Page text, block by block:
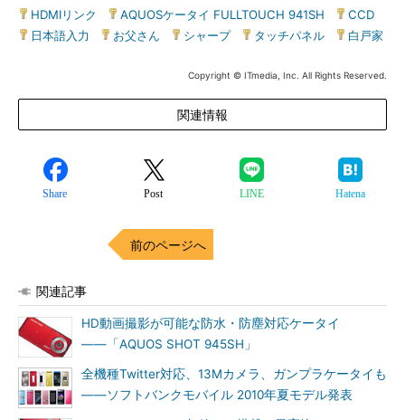
HDMIリンク
AQUOSケータイ FULLTOUCH 941SH CCD
日本語入力
お父さん シャープ| タッチパネル 白戸家
Copyright © ITmedia, Inc. All Rights Reserved.
関連情報
Share Post LINE Hatena
前のページへ
関連記事
HD動画撮影が可能な防水・防塵対応ケータイ
――「AQUOS SHOT 945SH」
全機種Twitter対応、13Mカメラ、ガンプラケータイも
――ソフトバンクモバイル 2010年夏モデル発表